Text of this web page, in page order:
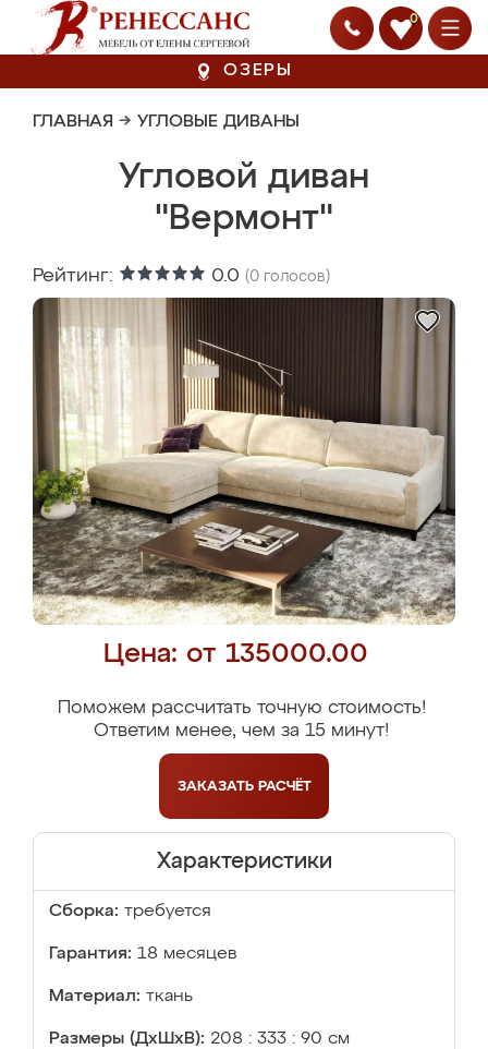
0
ОЗЕРЫ
ГЛАВНАЯ → УГЛОВЫЕ ДИВАНЫ
Угловой диван
"Вермонт"
Рейтинг: 0.0 (0 голосов)
Цена: от 135000.00
Поможем рассчитать точную стоимость!
Ответим менее, чем за 15 минут!
ЗАКАЗАТЬ РАСЧЁТ
Характеристики
Сборка: требуется
Гарантия: 18 месяцев
Материал: ткань
Размеры (ДхШхВ): 208 : 333 : 90 см